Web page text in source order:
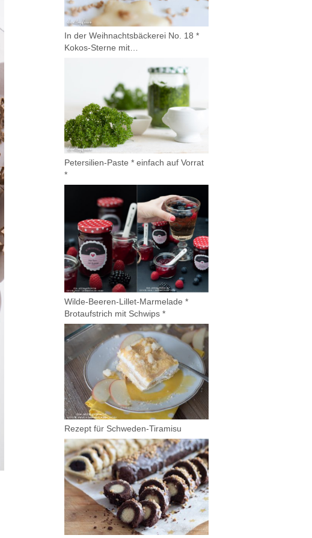
In der Weihnachtsbäckerei No. 18 *
Kokos-Sterne mit…
Petersilien-Paste * einfach auf Vorrat
*
Wilde-Beeren-Lillet-Marmelade *
Brotaufstrich mit Schwips *
Rezept für Schweden-Tiramisu